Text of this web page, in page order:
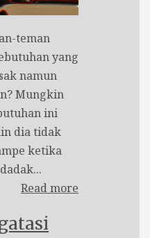
teman
yang
namun
Mungkin
ini
dia tidak
ketika
Read more